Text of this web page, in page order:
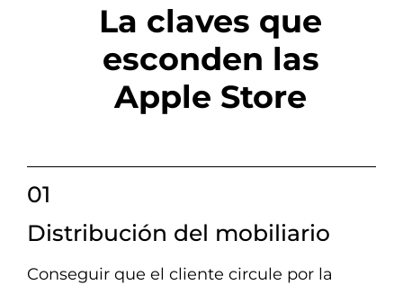
La claves que
esconden las
Apple Store
01
Distribución del mobiliario
Conseguir que el cliente circule por la